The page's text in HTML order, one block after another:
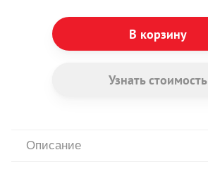
В корзину
Узнать стоимость
Описание